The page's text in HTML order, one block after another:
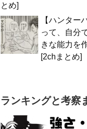
とめ]
【ハンター
って、自分
きな能力を
[2chまとめ]
ランキングと考察